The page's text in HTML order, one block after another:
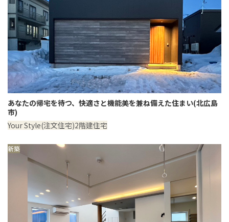
あなたの帰宅を待つ、快適さと機能美を兼ね備えた住まい(北広島
市)
Your Style(注文住宅)2階建住宅
新築